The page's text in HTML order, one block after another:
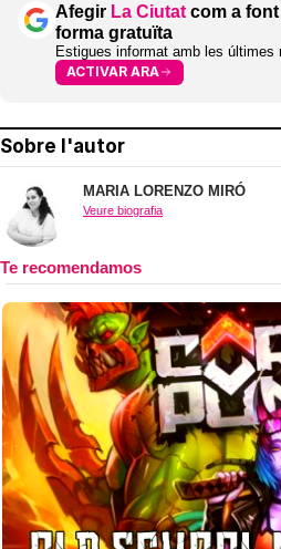
Afegir La Ciutat com a
forma gratuïta
Estigues informat amb les
ACTIVAR ARA
Sobre l'autor
MARIA LORENZO MIRÓ
Veure biografia